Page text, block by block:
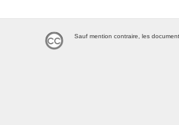
Sauf mention contraire, les